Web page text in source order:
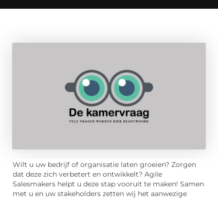
Wilt u uw bedrijf of organisatie laten groeien? Zorgen
dat deze zich verbetert en ontwikkelt? Agile
Salesmakers helpt u deze stap vooruit te maken! Samen
met u en uw stakeholders zetten wij het aanwezige